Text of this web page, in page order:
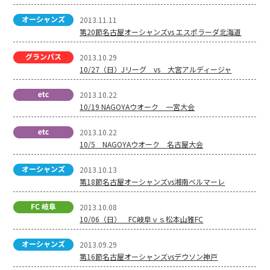
2013.11.11
第20節名古屋オーシャンズvs エスポラーダ北海道
2013.10.29
10/27（日）Jリーグ vs 大宮アルディージャ
2013.10.22
10/19 NAGOYAウオーク 一宮大会
2013.10.22
10/5 NAGOYAウオーク 名古屋大会
2013.10.13
第18節名古屋オーシャンズvs湘南ベルマーレ
2013.10.08
10/06（日） FC岐阜ｖｓ松本山雅FC
2013.09.29
第16節名古屋オーシャンズvsデウソン神戸